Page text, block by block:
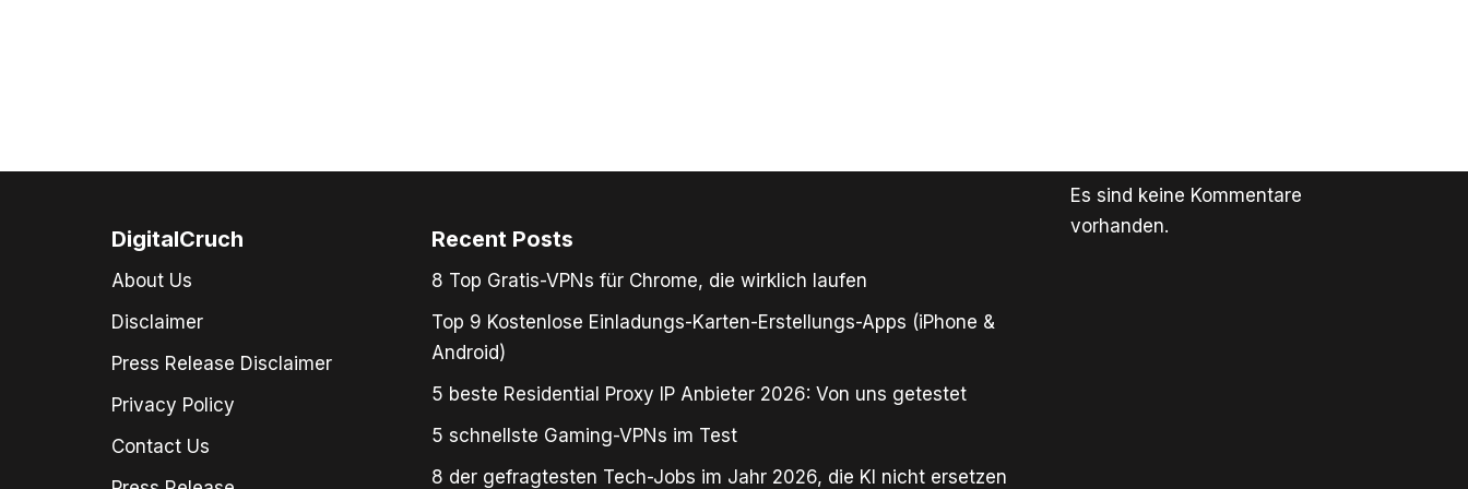
DigitalCruch
About Us
Disclaimer
Press Release Disclaimer
Privacy Policy
Contact Us
Recent Posts
8 Top Gratis-VPNs für Chrome, die wirklich laufen
Top 9 Kostenlose Einladungs-Karten-Erstellungs-Apps (iPhone &
Android)
5 beste Residential Proxy IP Anbieter 2026: Von uns getestet
5 schnellste Gaming-VPNs im Test
8 der gefragtesten Tech-Jobs im Jahr 2026, die KI nicht ersetzen
Es sind keine Kommentare
vorhanden.